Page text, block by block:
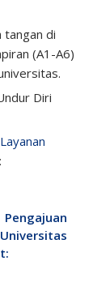
tangan di
(A1-A6)
Diri